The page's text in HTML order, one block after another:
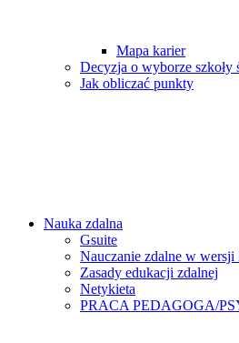
Mapa karier
Decyzja o wyborze szkoły
Jak obliczać punkty
Nauka zdalna
Gsuite
Nauczanie zdalne w wersji
Zasady edukacji zdalnej
Netykieta
PRACA PEDAGOGA/